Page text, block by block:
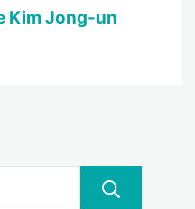
Kim Jong-un